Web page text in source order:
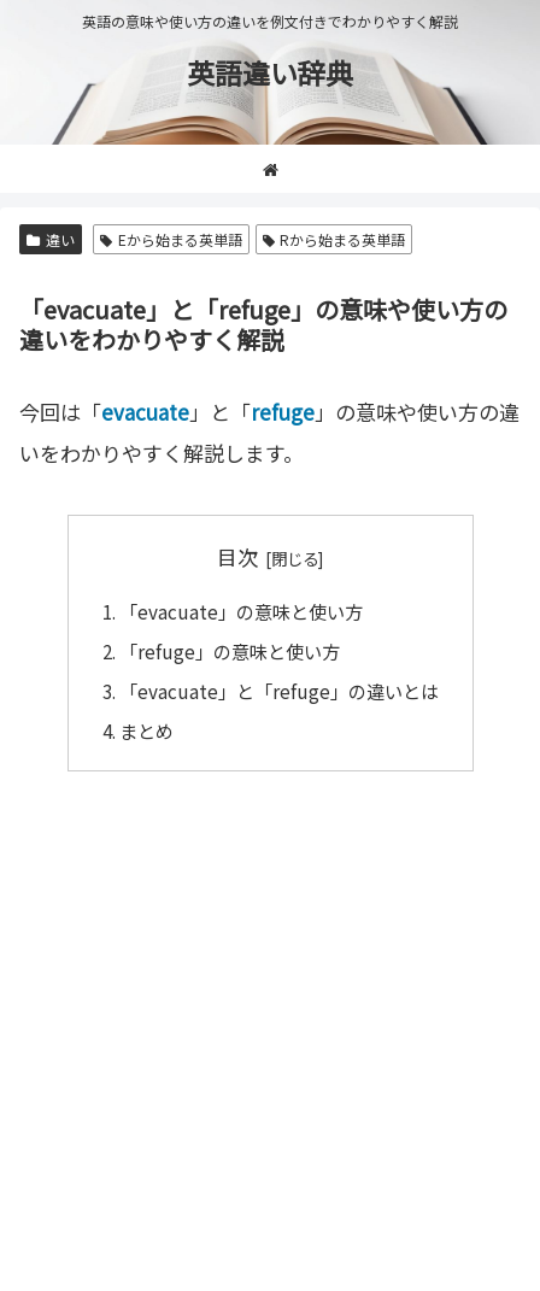
英語の意味や使い方の違いを例文付きでわかりやすく解説
英語違い辞典
違い Eから始まる英単語 Rから始まる英単語
「evacuate」と「refuge」の意味や使い方の
違いをわかりやすく解説
今回は「evacuate」と「refuge」の意味や使い方の違
いをわかりやすく解説します。
目次
「evacuate」の意味と使い方
「refuge」の意味と使い方
「evacuate」と「refuge」の違いとは
まとめ